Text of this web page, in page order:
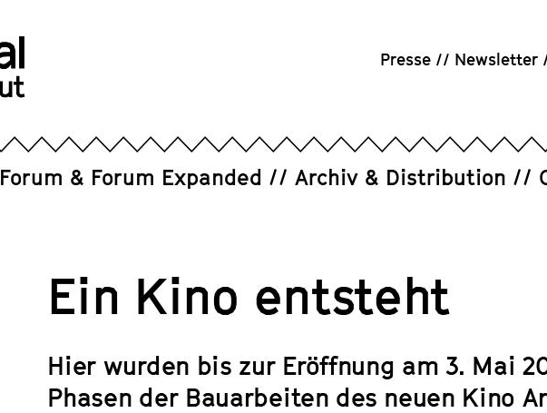
Presse Newsletter
Forum & Forum Expanded Archiv & Distribution
Ein Kino entsteht
Hier wurden bis zur Eröffnung am 3. Mai
Phasen der Bauarbeiten des neuen Kino